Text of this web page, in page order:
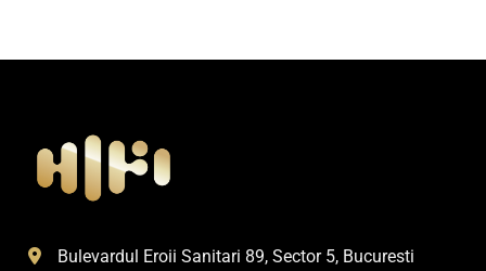
Bulevardul Eroii Sanitari 89, Sector 5, Bucuresti